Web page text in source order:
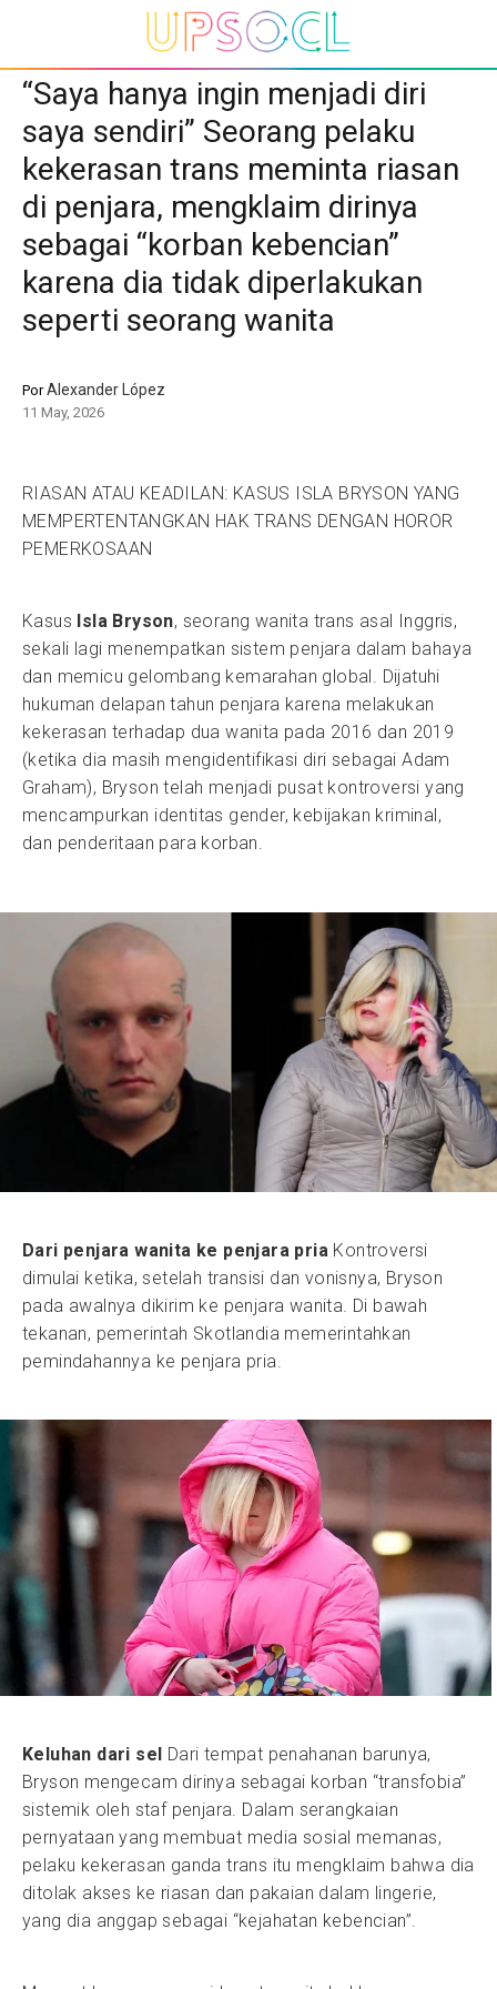
“Saya hanya ingin menjadi diri
saya sendiri” Seorang pelaku
kekerasan trans meminta riasan
di penjara, mengklaim dirinya
sebagai “korban kebencian”
karena dia tidak diperlakukan
seperti seorang wanita
PorAlexander López
11 May, 2026
RIASAN ATAU KEADILAN: KASUS ISLA BRYSON YANG
MEMPERTENTANGKAN HAK TRANS DENGAN HOROR
PEMERKOSAAN
Kasus Isla Bryson, seorang wanita trans asal Inggris,
sekali lagi menempatkan sistem penjara dalam bahaya
dan memicu gelombang kemarahan global. Dijatuhi
hukuman delapan tahun penjara karena melakukan
kekerasan terhadap dua wanita pada 2016 dan 2019
(ketika dia masih mengidentifikasi diri sebagai Adam
Graham), Bryson telah menjadi pusat kontroversi yang
mencampurkan identitas gender, kebijakan kriminal,
dan penderitaan para korban.
Dari penjara wanita ke penjara pria Kontroversi
dimulai ketika, setelah transisi dan vonisnya, Bryson
pada awalnya dikirim ke penjara wanita. Di bawah
tekanan, pemerintah Skotlandia memerintahkan
pemindahannya ke penjara pria.
Keluhan dari sel Dari tempat penahanan barunya,
Bryson mengecam dirinya sebagai korban “transfobia”
sistemik oleh staf penjara. Dalam serangkaian
pernyataan yang membuat media sosial memanas,
pelaku kekerasan ganda trans itu mengklaim bahwa dia
ditolak akses ke riasan dan pakaian dalam lingerie,
yang dia anggap sebagai “kejahatan kebencian”.